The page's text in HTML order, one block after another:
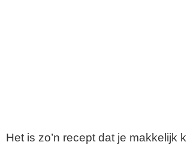
Het is zo’n recept dat je makkelijk